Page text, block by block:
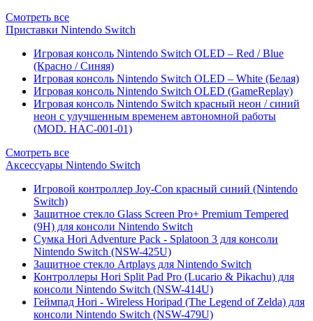
Смотреть все
Приставки Nintendo Switch
Игровая консоль Nintendo Switch OLED – Red / Blue
(Красно / Синяя)
Игровая консоль Nintendo Switch OLED – White (Белая)
Игровая консоль Nintendo Switch OLED (GameReplay)
Игровая консоль Nintendo Switch красный неон / синий
неон с улучшенным временем автономной работы
(MOD. HAC-001-01)
Смотреть все
Аксессуары Nintendo Switch
Игровой контроллер Joy-Con красный синий (Nintendo
Switch)
Защитное стекло Glass Screen Pro+ Premium Tempered
(9H) для консоли Nintendo Switch
Сумка Hori Adventure Pack - Splatoon 3 для консоли
Nintendo Switch (NSW-425U)
Защитное стекло Artplays для Nintendo Switch
Контроллеры Hori Split Pad Pro (Lucario & Pikachu) для
консоли Nintendo Switch (NSW-414U)
Геймпад Hori - Wireless Horipad (The Legend of Zelda) для
консоли Nintendo Switch (NSW-479U)